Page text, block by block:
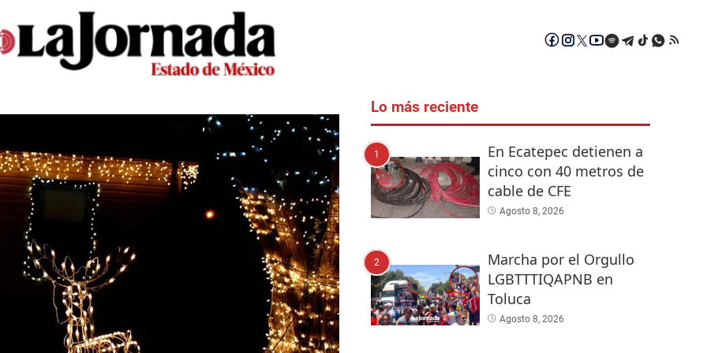
Lo más reciente
1
En Ecatepec detienen a
cinco con 40 metros de
cable de CFE
Agosto 8, 2026
2
Marcha por el Orgullo
LGBTTTIQAPNB en
Toluca
Agosto 8, 2026